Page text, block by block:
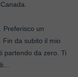
Preferisco un
Fin da subito il mio
partendo da zero. Ti